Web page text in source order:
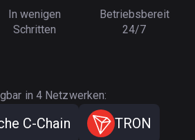
In wenigen
Schritten
Betriebsbereit
24/7
in 4 Netzwerken:
C-Chain TRON